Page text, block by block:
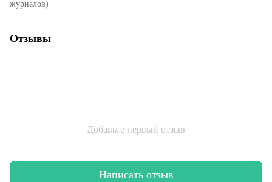
журналов)
Отзывы
Добавьте первый отзыв
Написать отзыв